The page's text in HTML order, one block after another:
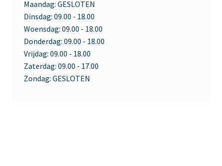
Maandag: GESLOTEN
Dinsdag: 09.00 - 18.00
Woensdag: 09.00 - 18.00
Donderdag: 09.00 - 18.00
Vrijdag: 09.00 - 18.00
Zaterdag: 09.00 - 17.00
Zondag: GESLOTEN